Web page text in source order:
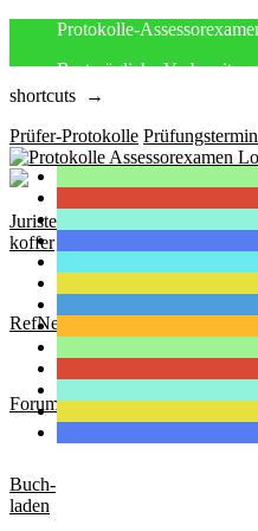
Protokolle-
Bestmögliche
shortcuts →
Prüfer-Protokolle
Juristen-
koffer
RefNews
Forum
Buch-
laden